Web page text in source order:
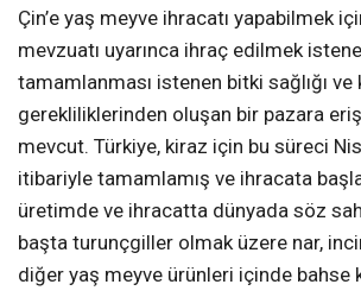
Çin’e yaş meyve ihracatı yapabilmek
mevzuatı uyarınca ihraç edilmek
tamamlanması istenen bitki sağlığı ve
gerekliliklerinden oluşan bir pazara
mevcut. Türkiye, kiraz için bu süreci
itibariyle tamamlamış ve ihracata
üretimde ve ihracatta dünyada söz
başta turunçgiller olmak üzere nar,
diğer yaş meyve ürünleri içinde bahse